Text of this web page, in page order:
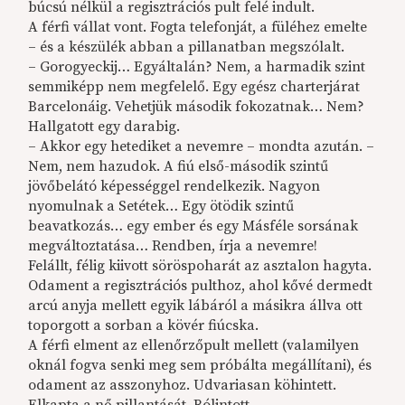
búcsú nélkül a regisztrációs pult felé indult.
A férfi vállat vont. Fogta telefonját, a füléhez emelte
– és a készülék abban a pillanatban megszólalt.
– Gorogyeckij… Egyáltalán? Nem, a harmadik szint
semmiképp nem megfelelő. Egy egész charterjárat
Barcelonáig. Vehetjük második fokozatnak… Nem?
Hallgatott egy darabig.
– Akkor egy hetediket a nevemre – mondta azután. –
Nem, nem hazudok. A fiú első-második szintű
jövőbelátó képességgel rendelkezik. Nagyon
nyomulnak a Setétek… Egy ötödik szintű
beavatkozás… egy ember és egy Másféle sorsának
megváltoztatása… Rendben, írja a nevemre!
Felállt, félig kiivott söröspoharát az asztalon hagyta.
Odament a regisztrációs pulthoz, ahol kővé dermedt
arcú anyja mellett egyik lábáról a másikra állva ott
toporgott a sorban a kövér fiúcska.
A férfi elment az ellenőrzőpult mellett (valamilyen
oknál fogva senki meg sem próbálta megállítani), és
odament az asszonyhoz. Udvariasan köhintett.